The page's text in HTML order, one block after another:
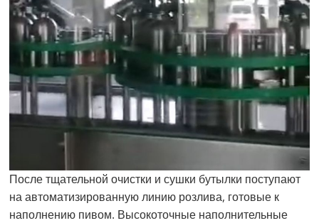
После тщательной очистки и сушки бутылки поступают
на автоматизированную линию розлива, готовые к
наполнению пивом. Высокоточные наполнительные